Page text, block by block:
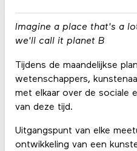
Imagine a place that's a
we'll call it planet B
Tijdens de maandelijkse
wetenschappers,
met elkaar over de sociale
van deze tijd.
Uitgangspunt van elke
ontwikkeling van een